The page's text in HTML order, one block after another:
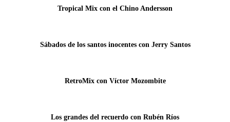
Tropical Mix con el Chino Andersson
Sábados de los santos inocentes con Jerry Santos
RetroMix con Víctor Mozombite
Los grandes del recuerdo con Rubén Ríos